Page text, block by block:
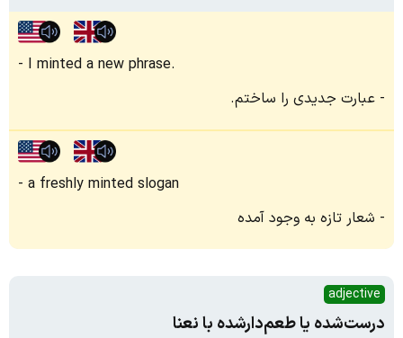
I minted a new phrase.
عبارت جدیدی را ساختم.
a freshly minted slogan
شعار تازه به‌ وجود آمده
adjective
درست‌شده یا طعم‌دارشده با نعنا